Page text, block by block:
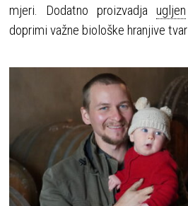
mjeri. Dodatno proizvadjaugljen
doprimi važne biološke hranjive